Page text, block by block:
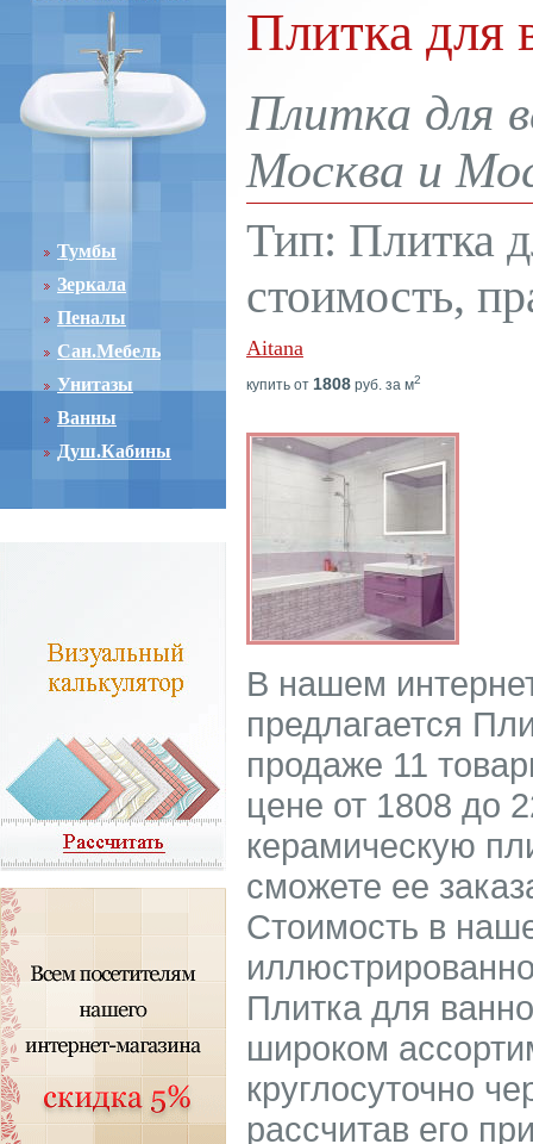
Тумбы
Зеркала
Пеналы
Сан.Мебель
Унитазы
Ванны
Душ.Кабины
Плитка для
Плитка для
Москва и
Тип: Плитка
стоимость,
Aitana
купить от 1808 руб. за м2
В нашем
предлагается
продаже 11
цене от 1808 до
керамическую
сможете ее
Стоимость в
Плитка для
широком
круглосуточно
рассчитав его